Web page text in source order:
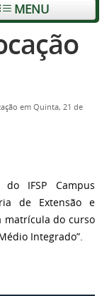
MENU
em Quinta, 21 de
IFSP Campus
de Extensão e
matrícula do curso
Integrado”.